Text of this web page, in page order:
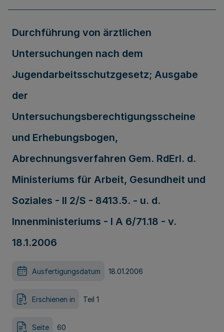
Durchführung von ärztlichen
Untersuchungen nach dem
Jugendarbeitsschutzgesetz; Ausgabe
der
Untersuchungsberechtigungsscheine
und Erhebungsbogen,
Abrechnungsverfahren Gem. RdErl. d.
Ministeriums für Arbeit, Gesundheit und
Soziales - II 2/S - 8413.5. - u. d.
Innenministeriums - I A 6/71.18 - v.
18.1.2006
Ausfertigungsdatum 18.01.2006
Erschienen in Teil 1
Seite 60